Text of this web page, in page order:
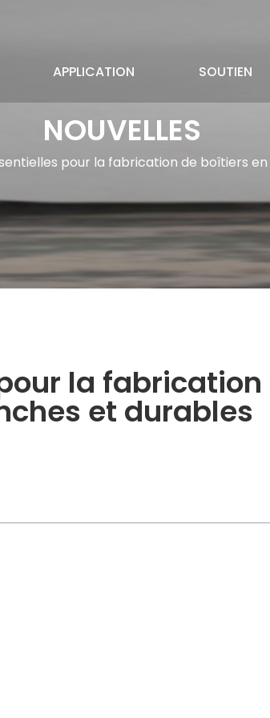
APPLICATION SOUTIEN
NOUVELLES
pour la fabrication de boîtiers
la fabrication
et durables